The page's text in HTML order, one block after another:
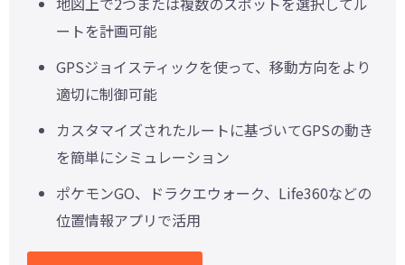
ートを計画可能
GPSジョイスティックを使って、移動方向をより
適切に制御可能
カスタマイズされたルートに基づいてGPSの動き
を簡単にシミュレーション
ポケモンGO、ドラクエウォーク、Life360などの
位置情報アプリで活用